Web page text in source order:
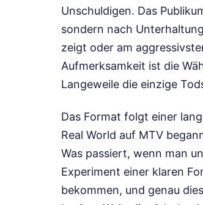
Unschuldigen. Das
sondern nach
zeigt oder am
Aufmerksamkeit ist die
Langeweile die einzige
Das Format folgt einer
Real World auf MTV
Was passiert, wenn man
Experiment einer klaren
bekommen, und genau